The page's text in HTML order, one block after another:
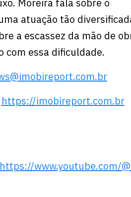
Moreira fala sobre o
atuação tão
a escassez da mão de
com essa dificuldade.
⁠⁠⁠⁠⁠⁠⁠https://imobireport.com.br⁠⁠⁠⁠⁠⁠
https://www.youtube.com/